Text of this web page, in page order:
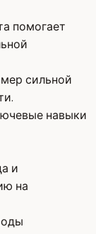
помогает
сильной
навыки
и
на